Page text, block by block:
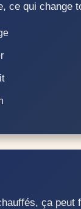
ce qui change
ça